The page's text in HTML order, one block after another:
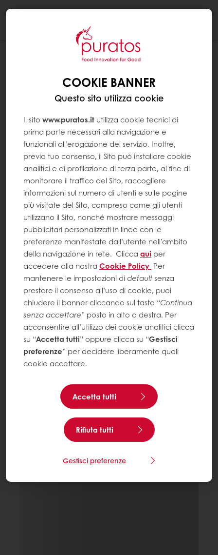
COOKIE BANNER
Questo sito utilizza cookie
Il sito www.puratos.it utilizza cookie tecnici di
prima parte necessari alla navigazione e
funzionali all’erogazione del servizio. Inoltre,
previo tuo consenso, il Sito può installare cookie
analitici e di profilazione di terza parte, al fine di
monitorare il traffico del Sito, raccogliere
informazioni sul numero di utenti e sulle pagine
più visitate del Sito, compreso come gli utenti
utilizzano il Sito, nonché mostrare messaggi
pubblicitari personalizzati in linea con le
preferenze manifestate dall’utente nell’ambito
della navigazione in rete. Clicca qui per
accedere alla nostra Cookie Policy Per
mantenere le impostazioni didefaultsenza
prestare il consenso all’uso di cookie, puoi
chiudere il banner cliccando sul tasto “Continua
senza accettare” posto in alto a destra. Per
acconsentire all’utilizzo dei cookie analitici clicca
su “Accetta tutti” oppure clicca su “Gestisci
preferenze” per decidere liberamente quali
cookie accettare.
Accetta tutti
Rifiuta tutti
Gestisci preferenze